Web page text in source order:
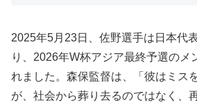
2025年5月23日、佐野選手は日本代
り、2026年W杯アジア最終予選のメ
れました。森保監督は、「彼はミス
が、社会から葬り去るのではなく、